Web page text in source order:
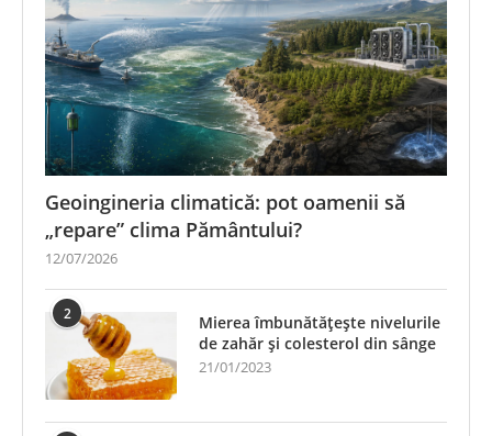
Geoingineria climatică: pot oamenii să
„repare” clima Pământului?
12/07/2026
2
Mierea îmbunătățește nivelurile
de zahăr și colesterol din sânge
21/01/2023